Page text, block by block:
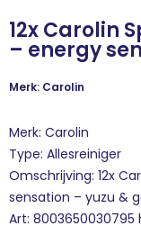
12x Carolin
– energy
Merk: Carolin
Merk: Carolin
Type: Allesreiniger
Omschrijving: 12x
sensation – yuzu &
Art: 8003650030795